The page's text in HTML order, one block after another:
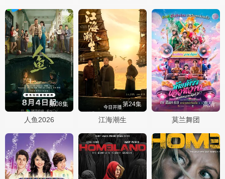
第08集
人鱼2026
第24集
江海潮生
高清
莫兰舞团